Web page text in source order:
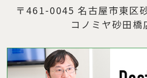
〒461-0045 名古屋市東区
コノミヤ砂田橋